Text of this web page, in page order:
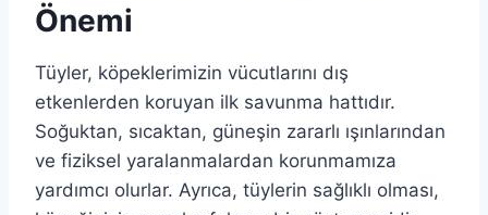
Önemi
Tüyler, köpeklerimizin vücutlarını dış
etkenlerden koruyan ilk savunma hattıdır.
Soğuktan, sıcaktan, güneşin zararlı ışınlarından
ve fiziksel yaralanmalardan korunmamıza
yardımcı olurlar. Ayrıca, tüylerin sağlıklı olması,